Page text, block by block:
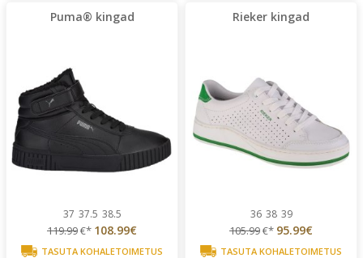
Puma® kingad
37 37.5 38.5
119.99€* 108.99€
TASUTA KOHALETOIMETUS
Rieker kingad
36 38 39
105.99€* 95.99€
TASUTA KOHALETOIMETUS